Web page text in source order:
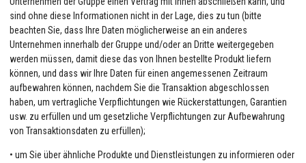
sind ohne diese Informationen nicht in der Lage, dies zu tun (bitte
beachten Sie, dass Ihre Daten möglicherweise an ein anderes
Unternehmen innerhalb der Gruppe und/oder an Dritte weitergegeben
werden müssen, damit diese das von Ihnen bestellte Produkt liefern
können, und dass wir Ihre Daten für einen angemessenen Zeitraum
aufbewahren können, nachdem Sie die Transaktion abgeschlossen
haben, um vertragliche Verpflichtungen wie Rückerstattungen, Garantien
usw. zu erfüllen und um gesetzliche Verpflichtungen zur Aufbewahrung
von Transaktionsdaten zu erfüllen);
• um Sie über ähnliche Produkte und Dienstleistungen zu informieren oder